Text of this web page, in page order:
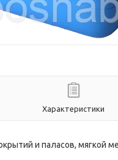
Характеристики
и паласов, мягкой